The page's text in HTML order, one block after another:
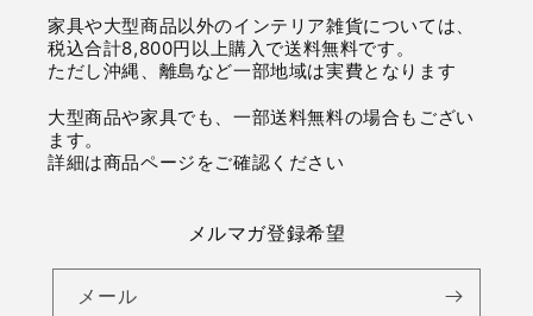
家具や大型商品以外のインテリア雑貨については、
税込合計8,800円以上購入で送料無料です。
ただし沖縄、離島など一部地域は実費となります
大型商品や家具でも、一部送料無料の場合もござい
ます。
詳細は商品ページをご確認ください
メルマガ登録希望
メール